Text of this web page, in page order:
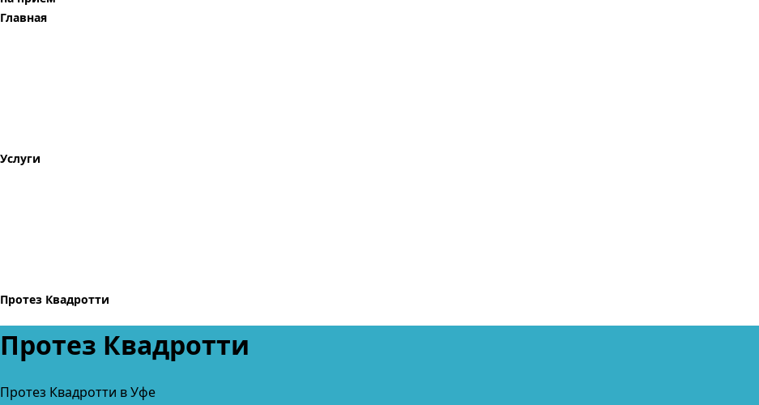
Главная
Услуги
Протез Квадротти
Протез Квадротти
Протез Квадротти в Уфе